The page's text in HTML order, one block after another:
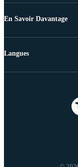
En Savoir Davantage
Langues